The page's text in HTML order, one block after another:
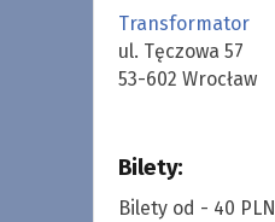
Transformator
ul. Tęczowa 57
53-602 Wrocław
Bilety:
Bilety od - 40 PLN